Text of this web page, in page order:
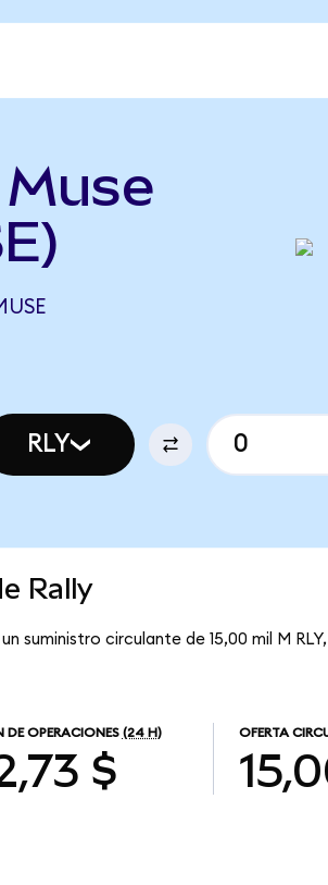
RLY
Rally
suministro circulante de 15,00 mil M
DE OPERACIONES (24 H)
$
OFERTA